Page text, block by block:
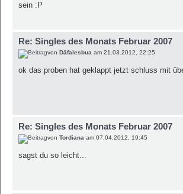
sein :P
Re: Singles des Monats Februar 2007
von Däfalesbua am 21.03.2012, 22:25
ok das proben hat geklappt jetzt schluss mit
Re: Singles des Monats Februar 2007
von Tordiana am 07.04.2012, 19:45
sagst du so leicht...